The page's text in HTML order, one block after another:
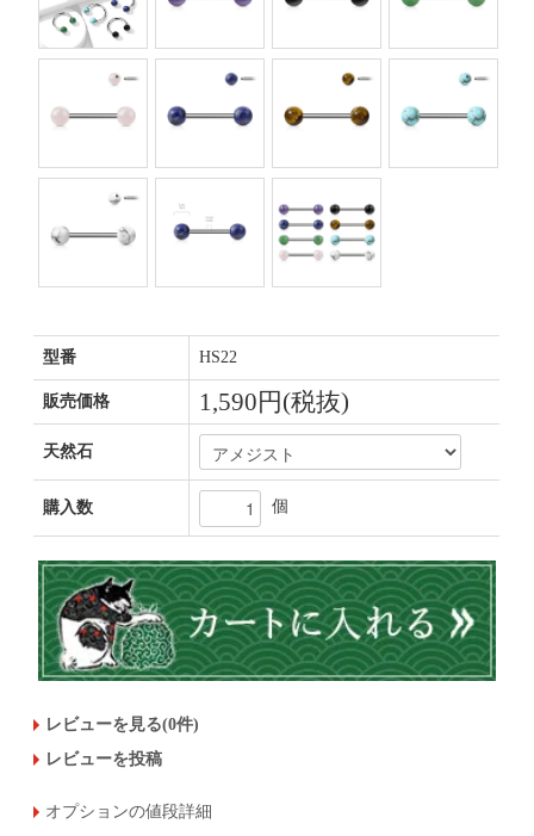
型番 HS22
販売価格 1,590円(税抜)
天然石
購入数 個
レビューを見る(0件)
レビューを投稿
オプションの値段詳細